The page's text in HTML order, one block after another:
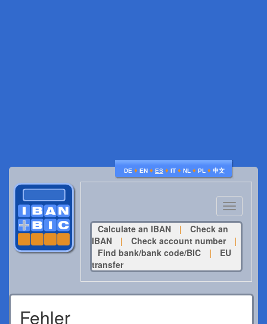
DE ♦ EN ♦ ES ♦ IT ♦ NL ♦ PL ♦ 中文
Toggle
navigation
Calculate an IBAN
|
Check an
IBAN
| Check account number
|
Find bank/bank code/BIC
|
EU
transfer
Fehler